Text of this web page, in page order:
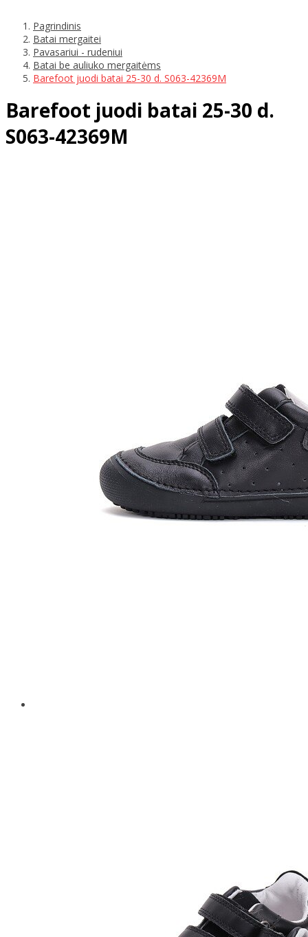
Pagrindinis
Batai mergaitei
Pavasariui - rudeniui
Batai be auliuko mergaitėms
Barefoot juodi batai 25-30 d. S063-42369M
Barefoot juodi batai 25-30 d.
S063-42369M